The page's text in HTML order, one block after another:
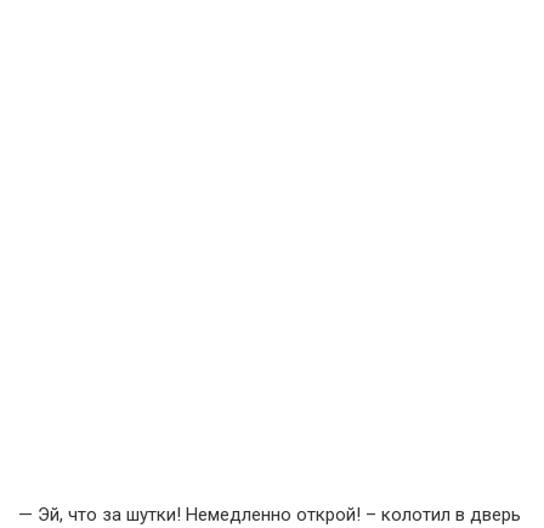
— Эй, что за шутки! Немедленно открой! – колотил в дверь